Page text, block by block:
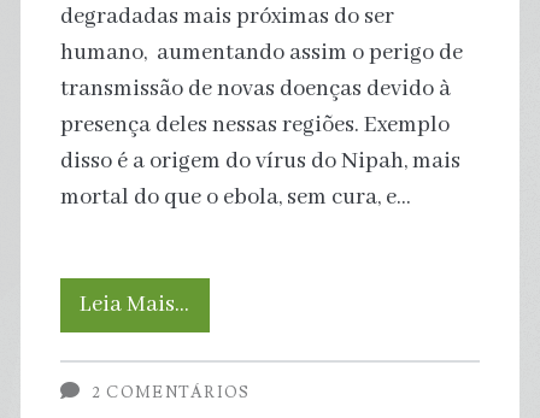
degradadas mais próximas do ser
humano, aumentando assim o perigo de
transmissão de novas doenças devido à
presença deles nessas regiões. Exemplo
disso é a origem do vírus do Nipah, mais
mortal do que o ebola, sem cura, e…
Leia Mais…
Perfeito
2 COMENTÁRIOS